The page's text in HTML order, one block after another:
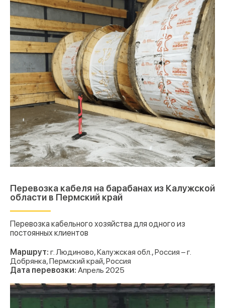
Перевозка кабеля на барабанах из Калужской
области в Пермский край
Перевозка кабельного хозяйства для одного из
постоянных клиентов
Маршрут: г. Людиново, Калужская обл., Россия – г.
Добрянка, Пермский край, Россия
Дата перевозки: Апрель 2025